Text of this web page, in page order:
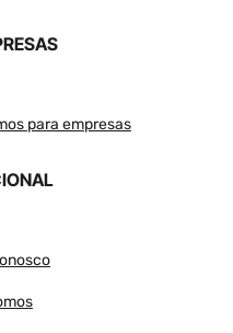
para empresas